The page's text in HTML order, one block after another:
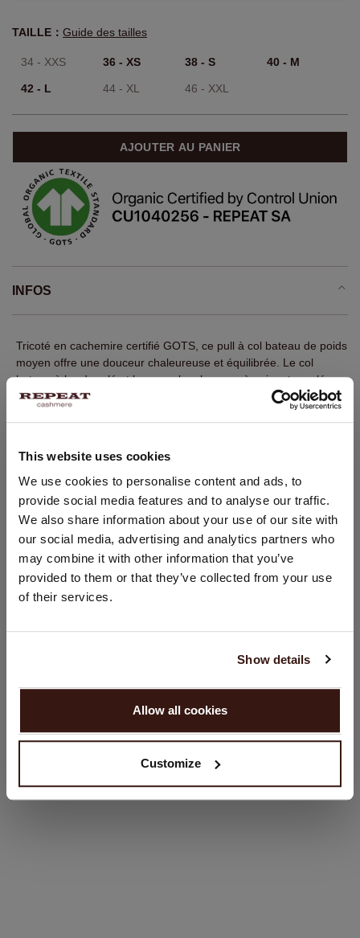
This website uses cookies
We use cookies to personalise content and ads, to
provide social media features and to analyse our traffic.
We also share information about your use of our site with
our social media, advertising and analytics partners who
may combine it with other information that you’ve
provided to them or that they’ve collected from your use
of their services.
Show details
Allow all cookies
Customize
TAILLE： Guide des tailles
34 - XXS 36 - XS 38 - S 40 - M
42 - L 44 - XL 46 - XXL
AJOUTER AU PANIER
INFOS
Tricoté en cachemire certifié GOTS, ce pull à col bateau de poids
moyen offre une douceur chaleureuse et équilibrée. Le col
bateau à bord roulé et les manches longues à poignets roulés
apportent une finition féminine et soignée. Sa coupe droite se
Col bateau à bord roulé
Manches longues avec ourlet roulé
Ourlet roulé
Coupe droite
Lavage à la main, nettoyage à sec autorisé
100% Cachemire organique (certifié GOTS)
LIVRAISON ET RETOURS
CHANGER DE PAYS
Vous visitez Repeat cashmere depuis Pays - Bas (€).
Souhaitez-vous mettre à jour votre localisation ?
États-Unis ($)
CONTINUER